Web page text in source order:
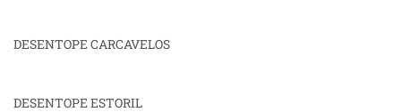
DESENTOPE CARCAVELOS
DESENTOPE ESTORIL